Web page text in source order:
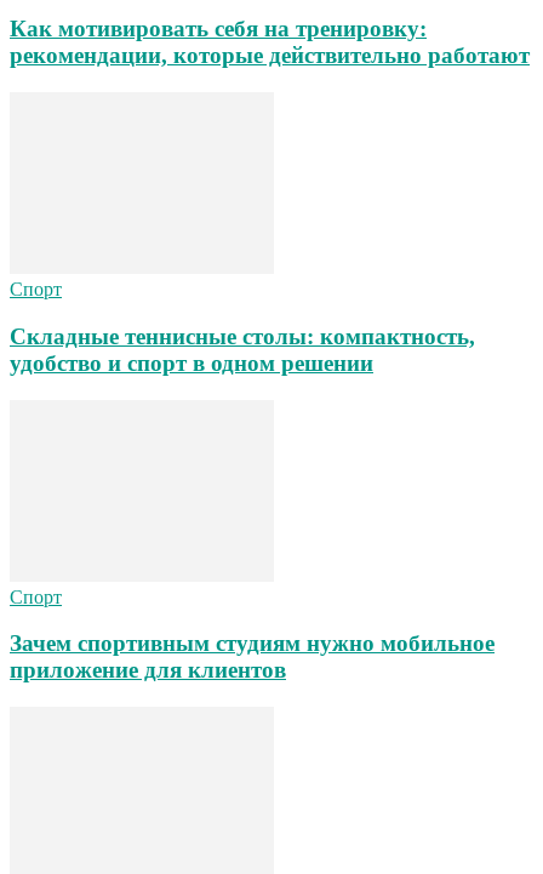
Как мотивировать себя на тренировку:
рекомендации, которые действительно работают
Спорт
Складные теннисные столы: компактность,
удобство и спорт в одном решении
Спорт
Зачем спортивным студиям нужно мобильное
приложение для клиентов